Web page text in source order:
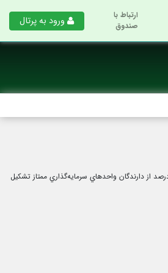
ارتباط با
صندوق
ورود به پرتال
صندوق سرمایه گذاری اوج ملت در روز شنبه مورخ 07-11-1396، راس ساعت 18 در محل شركت تامين‌ سرمايه بانك ملت واقع در خيابان خالد اسلامبولي، خيابان هفتم، شماره 6 با حضور 100 درصد از دارندگان واحدهاي سرمايه‌گذاري ممتاز تشکیل